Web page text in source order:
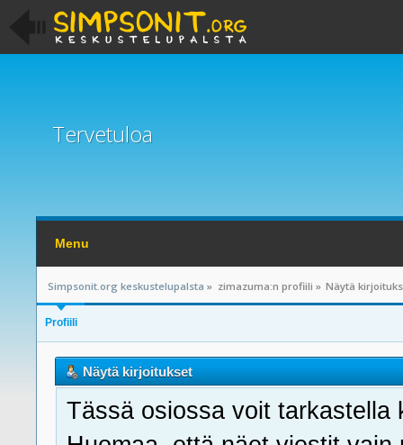
Tervetuloa
Menu
Simpsonit.org keskustelupalsta » zimazuma:n profiili » Näytä
Profiili
Näytä kirjoitukset
Tässä osiossa voit tarkastella